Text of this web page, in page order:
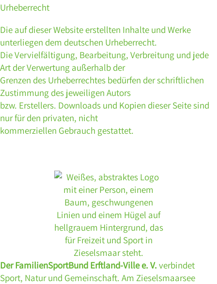
Urheberrecht
Die auf dieser Website erstellten Inhalte und Werke
unterliegen dem deutschen Urheberrecht.
Die Vervielfältigung, Bearbeitung, Verbreitung und jede
Art der Verwertung außerhalb der
Grenzen des Urheberrechtes bedürfen der schriftlichen
Zustimmung des jeweiligen Autors
bzw. Erstellers. Downloads und Kopien dieser Seite sind
nur für den privaten, nicht
kommerziellen Gebrauch gestattet.
Der FamilienSportBund Erftland-Ville e. V. verbindet
Sport, Natur und Gemeinschaft. Am Zieselsmaarsee